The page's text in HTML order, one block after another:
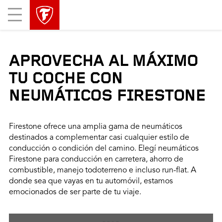
Mobile
Menu
APROVECHA AL MÁXIMO
TU COCHE CON
NEUMÁTICOS FIRESTONE
Firestone ofrece una amplia gama de neumáticos
destinados a complementar casi cualquier estilo de
conducción o condición del camino. Elegí neumáticos
Firestone para conducción en carretera, ahorro de
combustible, manejo todoterreno e incluso run-flat. A
donde sea que vayas en tu automóvil, estamos
emocionados de ser parte de tu viaje.